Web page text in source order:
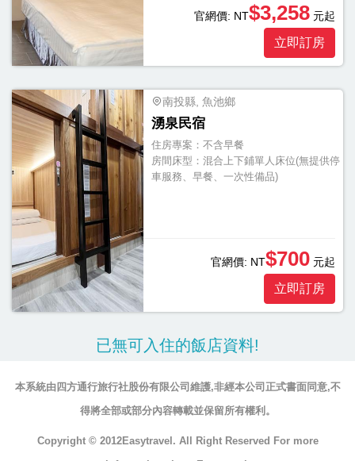
官網價: NT$3,258 元起
立即訂房
南投縣, 魚池鄉
湧泉民宿
住房專案： 不含早餐
房間床型： 混合上下鋪單人床位(無提供停
車服務、早餐、一次性備品)
官網價: NT$700 元起
立即訂房
已無可入住的飯店資料!
本系統由四方通行旅行社股份有限公司維護,非經本公司正式書面同意,不
得將全部或部分內容轉載並保留所有權利。
Copyright © 2012Easytravel. All Right Reserved For more